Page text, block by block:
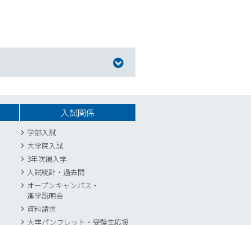
入試関係
学部入試
大学院入試
3年次編入学
入試統計 ・ 過去問
オープンキャンパス・
進学説明会
資料請求
大学パンフレット・受験生応援